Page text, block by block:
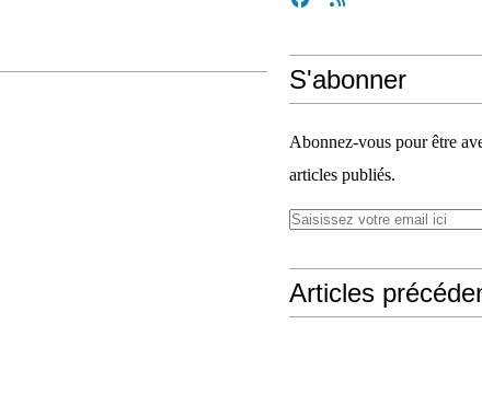
S'abonner
Abonnez-vous pour être
articles publiés.
Articles